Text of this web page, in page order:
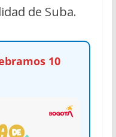
de Suba.
10